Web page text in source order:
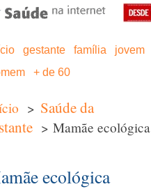
gestante família jovem
+ de 60
> Saúde da
> Mamãe ecológica
ecológica